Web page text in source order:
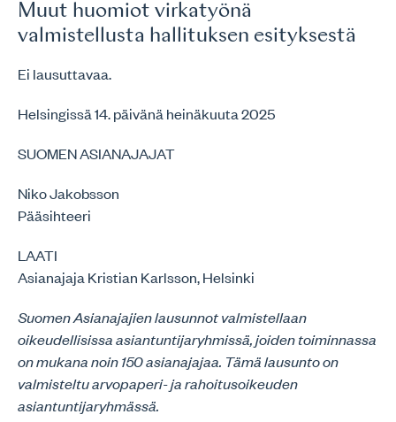
Muut huomiot virkatyönä
valmistellusta hallituksen esityksestä
Ei lausuttavaa.
Helsingissä 14. päivänä heinäkuuta 2025
SUOMEN ASIANAJAJAT
Niko Jakobsson
Pääsihteeri
LAATI
Asianajaja Kristian Karlsson, Helsinki
Suomen Asianajajien lausunnot valmistellaan
oikeudellisissa asiantuntijaryhmissä, joiden toiminnassa
on mukana noin 150 asianajajaa. Tämä lausunto on
valmisteltu arvopaperi- ja rahoitusoikeuden
asiantuntijaryhmässä.